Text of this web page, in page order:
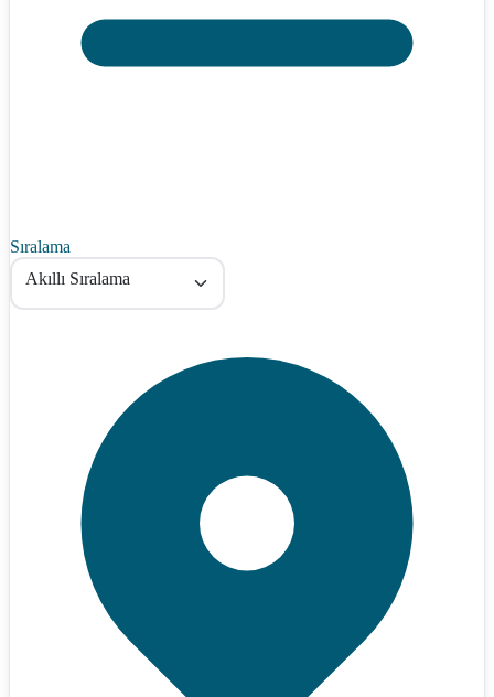
Sıralama
Akıllı Sıralama